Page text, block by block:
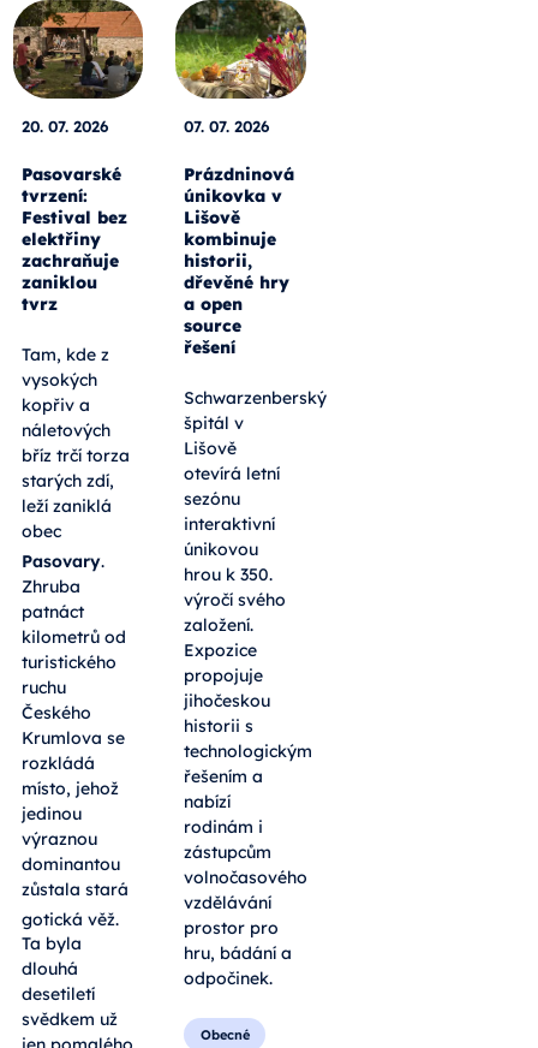
20. 07. 2026
Pasovarské
tvrzení:
Festival bez
elektřiny
zachraňuje
zaniklou
tvrz
Tam, kde z
vysokých
kopřiv a
náletových
bříz trčí torza
starých zdí,
leží zaniklá
obec
Pasovary.
Zhruba
patnáct
kilometrů od
turistického
ruchu
Českého
Krumlova se
rozkládá
místo, jehož
jedinou
výraznou
dominantou
zůstala stará
gotická věž.
Ta byla
dlouhá
desetiletí
svědkem už
07. 07. 2026
Prázdninová
únikovka v
Lišově
kombinuje
historii,
dřevěné hry
a open
source
řešení
Schwarzenberský
špitál v
Lišově
otevírá letní
sezónu
interaktivní
únikovou
hrou k 350.
výročí svého
založení.
Expozice
propojuje
jihočeskou
historii s
technologickým
řešením a
nabízí
rodinám i
zástupcům
volnočasového
vzdělávání
prostor pro
hru, bádání a
odpočinek.
Obecné